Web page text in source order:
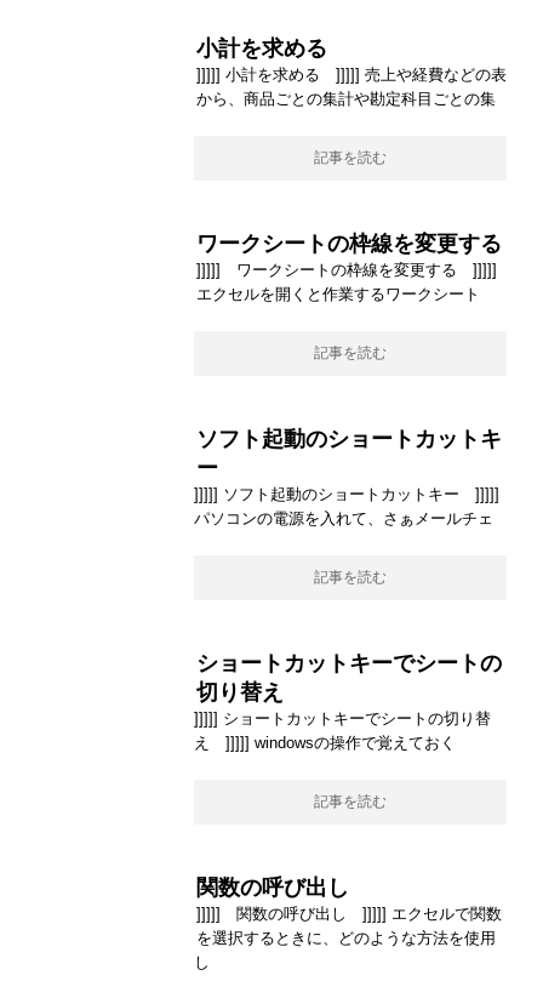
小計を求める
]]]]] 小計を求める ]]]]] 売上や経費などの表
から、商品ごとの集計や勘定科目ごとの集
記事を読む
ワークシートの枠線を変更する
]]]]] ワークシートの枠線を変更する ]]]]]
エクセルを開くと作業するワークシート
記事を読む
ソフト起動のショートカットキ
ー
]]]]] ソフト起動のショートカットキー ]]]]]
パソコンの電源を入れて、さぁメールチェ
記事を読む
ショートカットキーでシートの
切り替え
]]]]] ショートカットキーでシートの切り替
え ]]]]] windowsの操作で覚えておく
記事を読む
関数の呼び出し
]]]]] 関数の呼び出し ]]]]] エクセルで関数
を選択するときに、どのような方法を使用
し